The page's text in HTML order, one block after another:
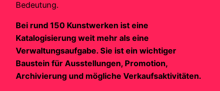
Bedeutung.
Bei rund 150 Kunstwerken ist eine
Katalogisierung weit mehr als eine
Verwaltungsaufgabe. Sie ist ein wichtiger
Baustein für Ausstellungen, Promotion,
Archivierung und mögliche Verkaufsaktivitäten.